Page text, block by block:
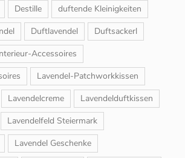
Destille
duftende Kleinigkeiten
Duftlavendel
Duftsackerl
Accessoires
Lavendel-Patchworkkissen
Lavendelcreme
Lavendelduftkissen
Lavendelfeld Steiermark
Lavendel Geschenke